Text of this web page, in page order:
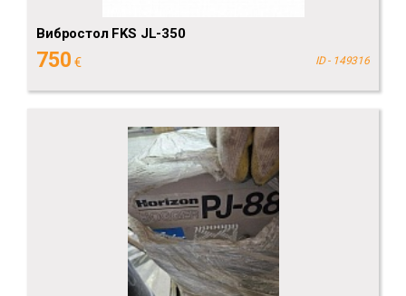
Вибростол FKS JL-350
750 € ID - 149316